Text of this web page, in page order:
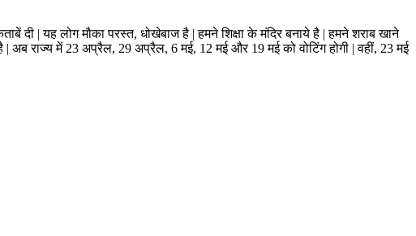
दी | यह लोग मौका परस्त, धोखेबाज है | हमने शिक्षा के मंदिर बनाये है | हमने शराब खाने
अब राज्य में 23 अप्रैल, 29 अप्रैल, 6 मई, 12 मई और 19 मई को वोटिंग होगी | वहीं, 23 मई